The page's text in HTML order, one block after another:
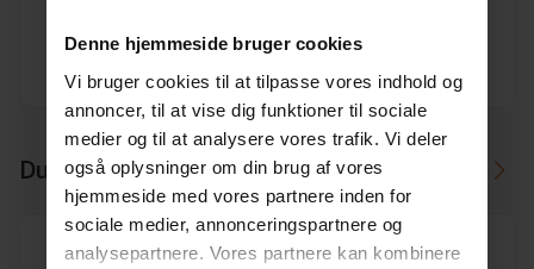
Denne hjemmeside bruger cookies
Vi bruger cookies til at tilpasse vores indhold og
annoncer, til at vise dig funktioner til sociale
medier og til at analysere vores trafik. Vi deler
også oplysninger om din brug af vores
hjemmeside med vores partnere inden for
sociale medier, annonceringspartnere og
analysepartnere. Vores partnere kan kombinere
Enhed STK.
Du skal måske også bruge